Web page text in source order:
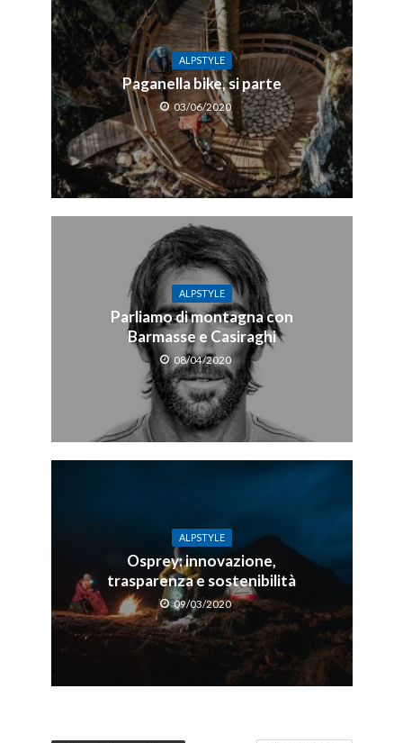
ALPSTYLE
Paganella bike, si parte
03/06/2020
ALPSTYLE
Parliamo di montagna con
Barmasse e Casiraghi
08/04/2020
ALPSTYLE
Osprey: innovazione,
trasparenza e sostenibilità
09/03/2020